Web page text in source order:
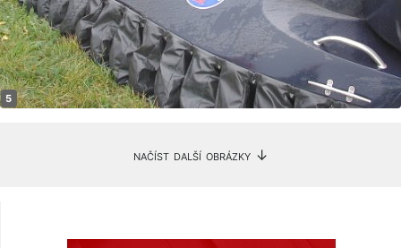
načíst další obrázky ↓